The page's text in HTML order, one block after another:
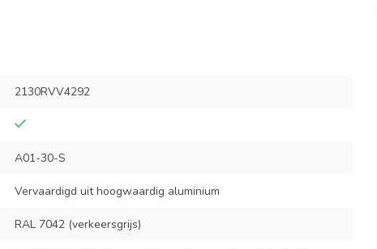
2130RVV4292
A01-30-S
Vervaardigd uit hoogwaardig aluminium
RAL 7042 (verkeersgrijs)